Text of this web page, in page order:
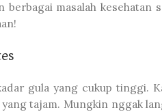
berbagai masalah
gula yang cukup tinggi.
tajam. Mungkin nggak